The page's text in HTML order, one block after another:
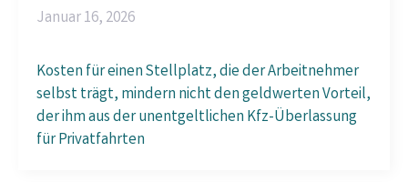
Januar 16, 2026
Kosten für einen Stellplatz, die der Arbeitnehmer
selbst trägt, mindern nicht den geldwerten Vorteil,
der ihm aus der unentgeltlichen Kfz-Überlassung
für Privatfahrten